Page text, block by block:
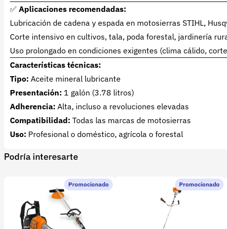
✅ Aplicaciones recomendadas:
Lubricación de cadena y espada en motosierras STIHL,
Corte intensivo en cultivos, tala, poda forestal, jardinería
Uso prolongado en condiciones exigentes (clima cálido,
Características técnicas:
Tipo: Aceite mineral lubricante
Presentación: 1 galón (3.78 litros)
Adherencia: Alta, incluso a revoluciones elevadas
Compatibilidad: Todas las marcas de motosierras
Uso: Profesional o doméstico, agrícola o forestal
Podría interesarte
Promocionado Promocionado